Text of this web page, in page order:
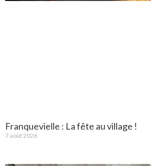
Franquevielle : La fête au village !
7 août 2026